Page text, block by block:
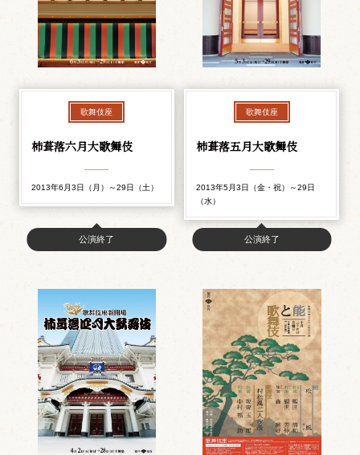
歌舞伎座
柿葺落六月大歌舞伎
2013年6月3日（月）～29日（土）
公演終了
歌舞伎座
柿葺落五月大歌舞伎
2013年5月3日（金・祝）～29日
（水）
公演終了